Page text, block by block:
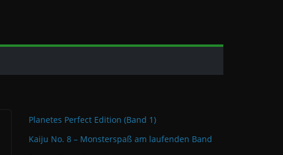
Planetes Perfect Edition (Band 1)
Kaiju No. 8 – Monsterspaß am laufenden Band